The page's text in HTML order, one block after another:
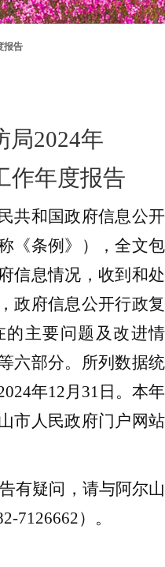
报告
局2024年
作年度报告
共和国政府信息公开
《条例》）
，全文包
信息情况，收到和处
政府信息公开行政复
主要问题及改进情
六部分。所列数据统
4年12月31日。 本年
市人民政府门户网站
有疑问，请与阿尔山
7126662）。